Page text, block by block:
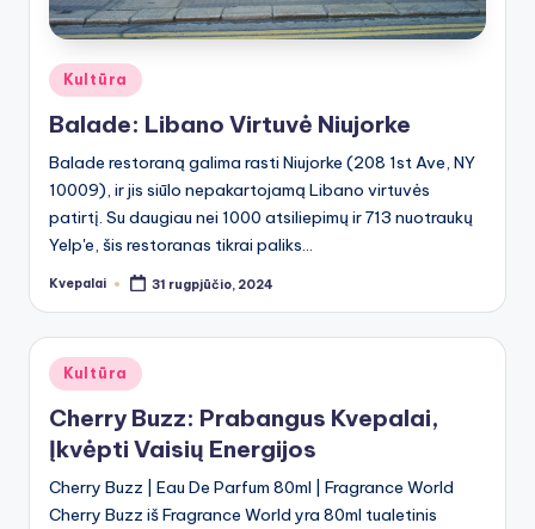
Posted
in
Kultūra
Balade: Libano Virtuvė Niujorke
Balade restoraną galima rasti Niujorke (208 1st Ave, NY
10009), ir jis siūlo nepakartojamą Libano virtuvės
patirtį. Su daugiau nei 1000 atsiliepimų ir 713 nuotraukų
Yelp'e, šis restoranas tikrai paliks…
Posted
Kvepalai 31 rugpjūčio, 2024
Posted
in
Kultūra
Cherry Buzz: Prabangus Kvepalai,
Įkvėpti Vaisių Energijos
Cherry Buzz | Eau De Parfum 80ml | Fragrance World
Cherry Buzz iš Fragrance World yra 80ml tualetinis